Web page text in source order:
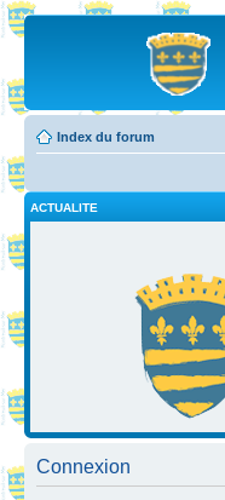
Index du forum
ACTUALITE
Connexion